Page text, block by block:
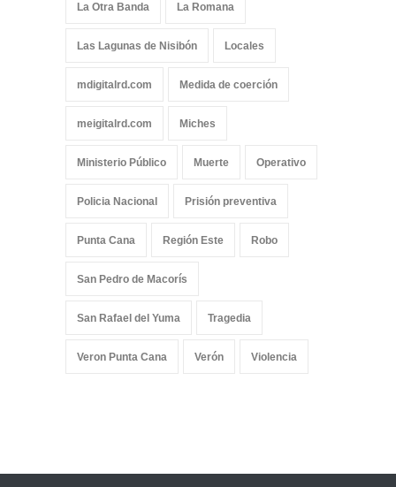
La Otra Banda La Romana
Las Lagunas de Nisibón Locales
mdigitalrd.com Medida de coerción
meigitalrd.com Miches
Ministerio Público Muerte Operativo
Policia Nacional Prisión preventiva
Punta Cana Región Este Robo
San Pedro de Macorís
San Rafael del Yuma Tragedia
Veron Punta Cana Verón Violencia